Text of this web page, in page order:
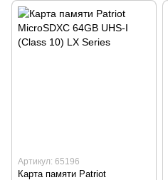
Артикул: 65196
Карта памяти Patriot